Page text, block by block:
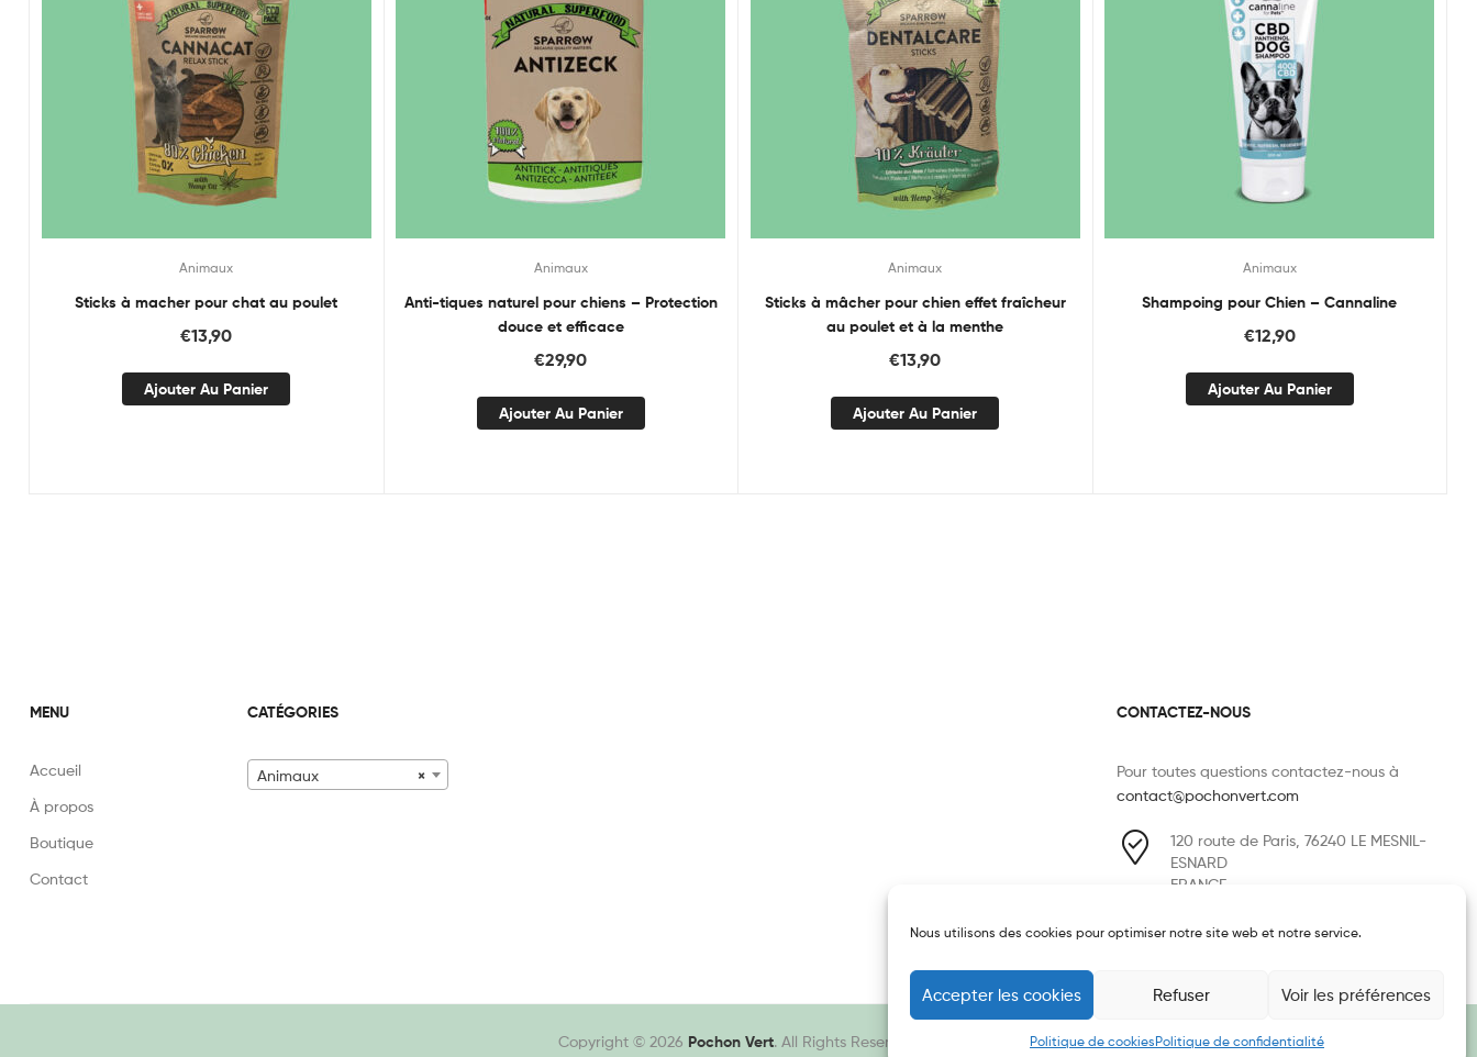
Nous utilisons des cookies pour optimiser notre site web et notre service.
Accepter les cookies Refuser Voir les préférences
Politique de cookiesPolitique de confidentialité
Animaux
Sticks à macher pour chat au poulet
€13,90
Ajouter Au Panier
Animaux
Anti-tiques naturel pour chiens – Protection
douce et efficace
€29,90
Ajouter Au Panier
Animaux
Sticks à mâcher pour chien effet fraîcheur
au poulet et à la menthe
€13,90
Ajouter Au Panier
Animaux
Shampoing pour Chien – Cannaline
€12,90
Ajouter Au Panier
MENU
Accueil
À propos
Boutique
Contact
CATÉGORIES
×
Animaux
CONTACTEZ-NOUS
Pour toutes questions contactez-nous à
contact@pochonvert.com
120 route de Paris, 76240 LE MESNIL-
ESNARD
FRANCE
07 85 25 35 81
Copyright © 2026 Pochon Vert. All Rights Reserved.